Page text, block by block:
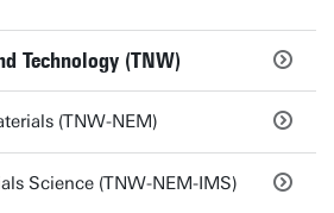
Technology (TNW)
(TNW-NEM)
Science (TNW-NEM-IMS)